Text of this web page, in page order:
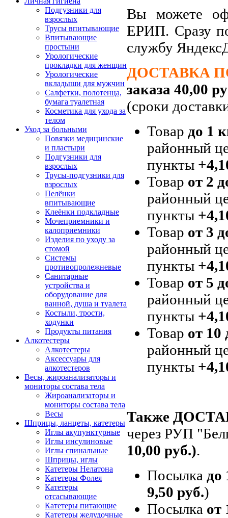
Подгузники для
взрослых
Трусы впитывающие
Впитывающие
простыни
Урологические
прокладки для женщин
Урологические
вкладыши для мужчин
Салфетки, полотенца,
бумага туалетная
Косметика для ухода за
телом
Уход за больными
Повязки медицинские
и пластыри
Подгузники для
взрослых
Трусы-подгузники для
взрослых
Пелёнки
впитывающие
Клеёнки подкладные
Мочеприемники и
калоприемники
Изделия по уходу за
стомой
Системы
противопролежневые
Санитарные
устройства и
оборудование для
ванной, душа и туалета
Костыли, трости,
ходунки
Продукты питания
Алкотестеры
Алкотестеры
Аксессуары для
алкотестеров
Весы, жироанализаторы и
мониторы состава тела
Жироанализаторы и
мониторы состава тела
Весы
Шприцы, ланцеты, катетеры
Иглы акупунктурные
Иглы инсулиновые
Иглы спинальные
Шприцы, иглы
Катетеры Нелатона
Катетеры Фолея
Катетеры
отсасывающие
Катетеры питающие
Катетеры желудочные
Вы можете
ЕРИП. Сразу
службу
ДОСТАВКА
заказа 40,00
(сроки
Товар до 1
районный
пункты
Товар от 2
районный
пункты
Товар от 3
районный
пункты
Товар от 5
районный
пункты
Товар от 10
районный
пункты
Также
через РУП
10,00 руб.).
Посылка до
9,50 руб.)
Посылка от